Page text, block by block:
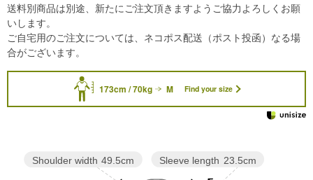
173cm / 70kg M Find your size
Sleeve length 23.5cm
Shoulder width 49.5cm
送料別商品は別途、新たにご注文頂きますようご協力よろしくお願
いします。
ご自宅用のご注文については、ネコポス配送（ポスト投函）なる場
合がございます。